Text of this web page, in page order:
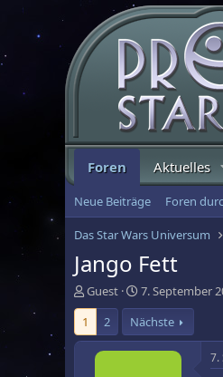
Foren Aktuelles
Neue Beiträge Foren
Das Star Wars Universum
Jango Fett
E
r
s
t
Guest
E
r
s
t
e
7. September
1
2 Nächste
7.